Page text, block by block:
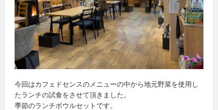
今回はカフェドセンスのメニューの中から地元野菜を使用し
たランチの試食をさせて頂きました。
季節のランチボウルセットです。